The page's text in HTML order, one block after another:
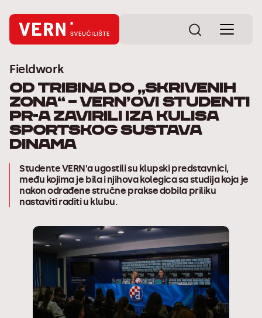
Fieldwork
Od tribina do „skrivenih
zona“ – VERN’ovi studenti
PR-a zavirili iza kulisa
sportskog sustava
Dinama
Studente VERN'a ugostili su klupski predstavnici,
među kojima je bila i njihova kolegica sa studija koja je
nakon odrađene stručne prakse dobila priliku
nastaviti raditi u klubu.